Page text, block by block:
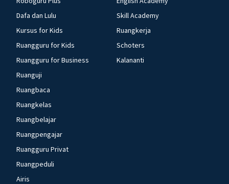
Dafa dan Lulu
Kursus for Kids
Ruangguru for Kids
Ruangguru for Business
Ruanguji
Ruangbaca
Ruangkelas
Ruangbelajar
Ruangpengajar
Ruangguru Privat
Ruangpeduli
Airis
Skill Academy
Ruangkerja
Schoters
Kalananti